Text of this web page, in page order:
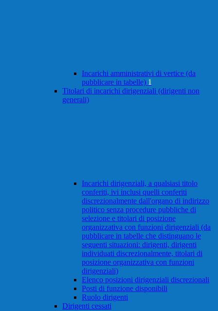
Incarichi amministrativi di vertice (da
pubblicare in tabelle) 1
Titolari di incarichi dirigenziali (dirigenti non
generali)
Incarichi dirigenziali, a qualsiasi titolo
conferiti, ivi inclusi quelli conferiti
discrezionalmente dall'organo di indirizzo
politico senza procedure pubbliche di
selezione e titolari di posizione
organizzativa con funzioni dirigenziali (da
pubblicare in tabelle che distinguano le
seguenti situazioni: dirigenti, dirigenti
individuati discrezionalmente, titolari di
posizione organizzativa con funzioni
dirigenziali)
Elenco posizioni dirigenziali discrezionali
Posti di funzione disponibili
Ruolo dirigenti
Dirigenti cessati